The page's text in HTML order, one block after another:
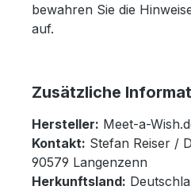
bewahren Sie die
auf.
Zusätzliche
Hersteller: Meet-a-
Kontakt: Stefan Reiser /
90579 Langenzenn
Herkunftsland: